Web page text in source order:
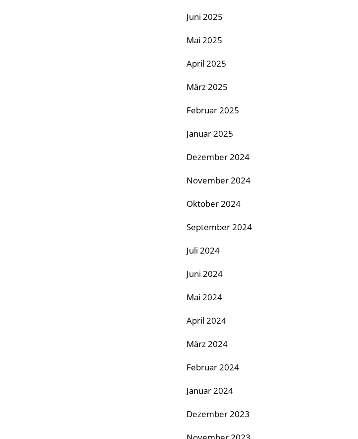
Juni 2025
Mai 2025
April 2025
März 2025
Februar 2025
Januar 2025
Dezember 2024
November 2024
Oktober 2024
September 2024
Juli 2024
Juni 2024
Mai 2024
April 2024
März 2024
Februar 2024
Januar 2024
Dezember 2023